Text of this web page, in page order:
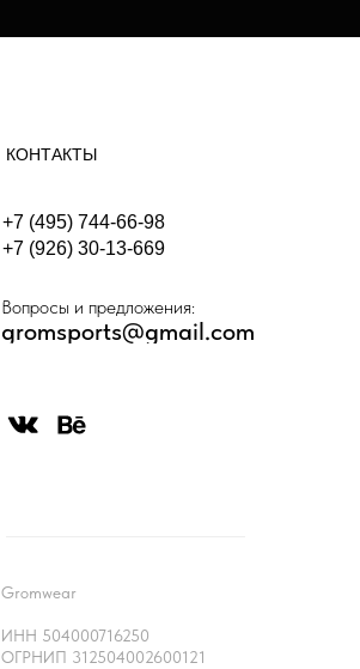
КОНТАКТЫ
+7 (495) 744-66-98
+7 (926) 30-13-669
gromsports@gmail.com
Gromwear
ИНН 504000716250
ОГРНИП 312504002600121
Вопросы и предложения: